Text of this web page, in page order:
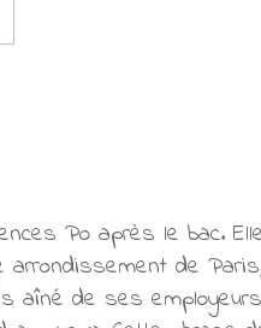
Po après le bac.
de
aîné de ses